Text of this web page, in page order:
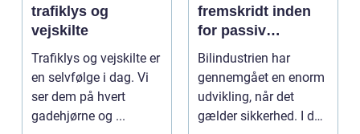
trafiklys og
vejskilte
Trafiklys og vejskilte er
en selvfølge i dag. Vi
ser dem på hvert
gadehjørne og ...
fremskridt inden
for passiv
sikkerhed i biler
Bilindustrien har
gennemgået en enorm
udvikling, når det
gælder sikkerhed. I dag